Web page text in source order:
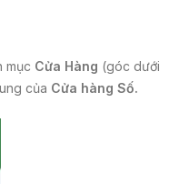
mục Cửa Hàng (góc dưới
của Cửa hàng Số.